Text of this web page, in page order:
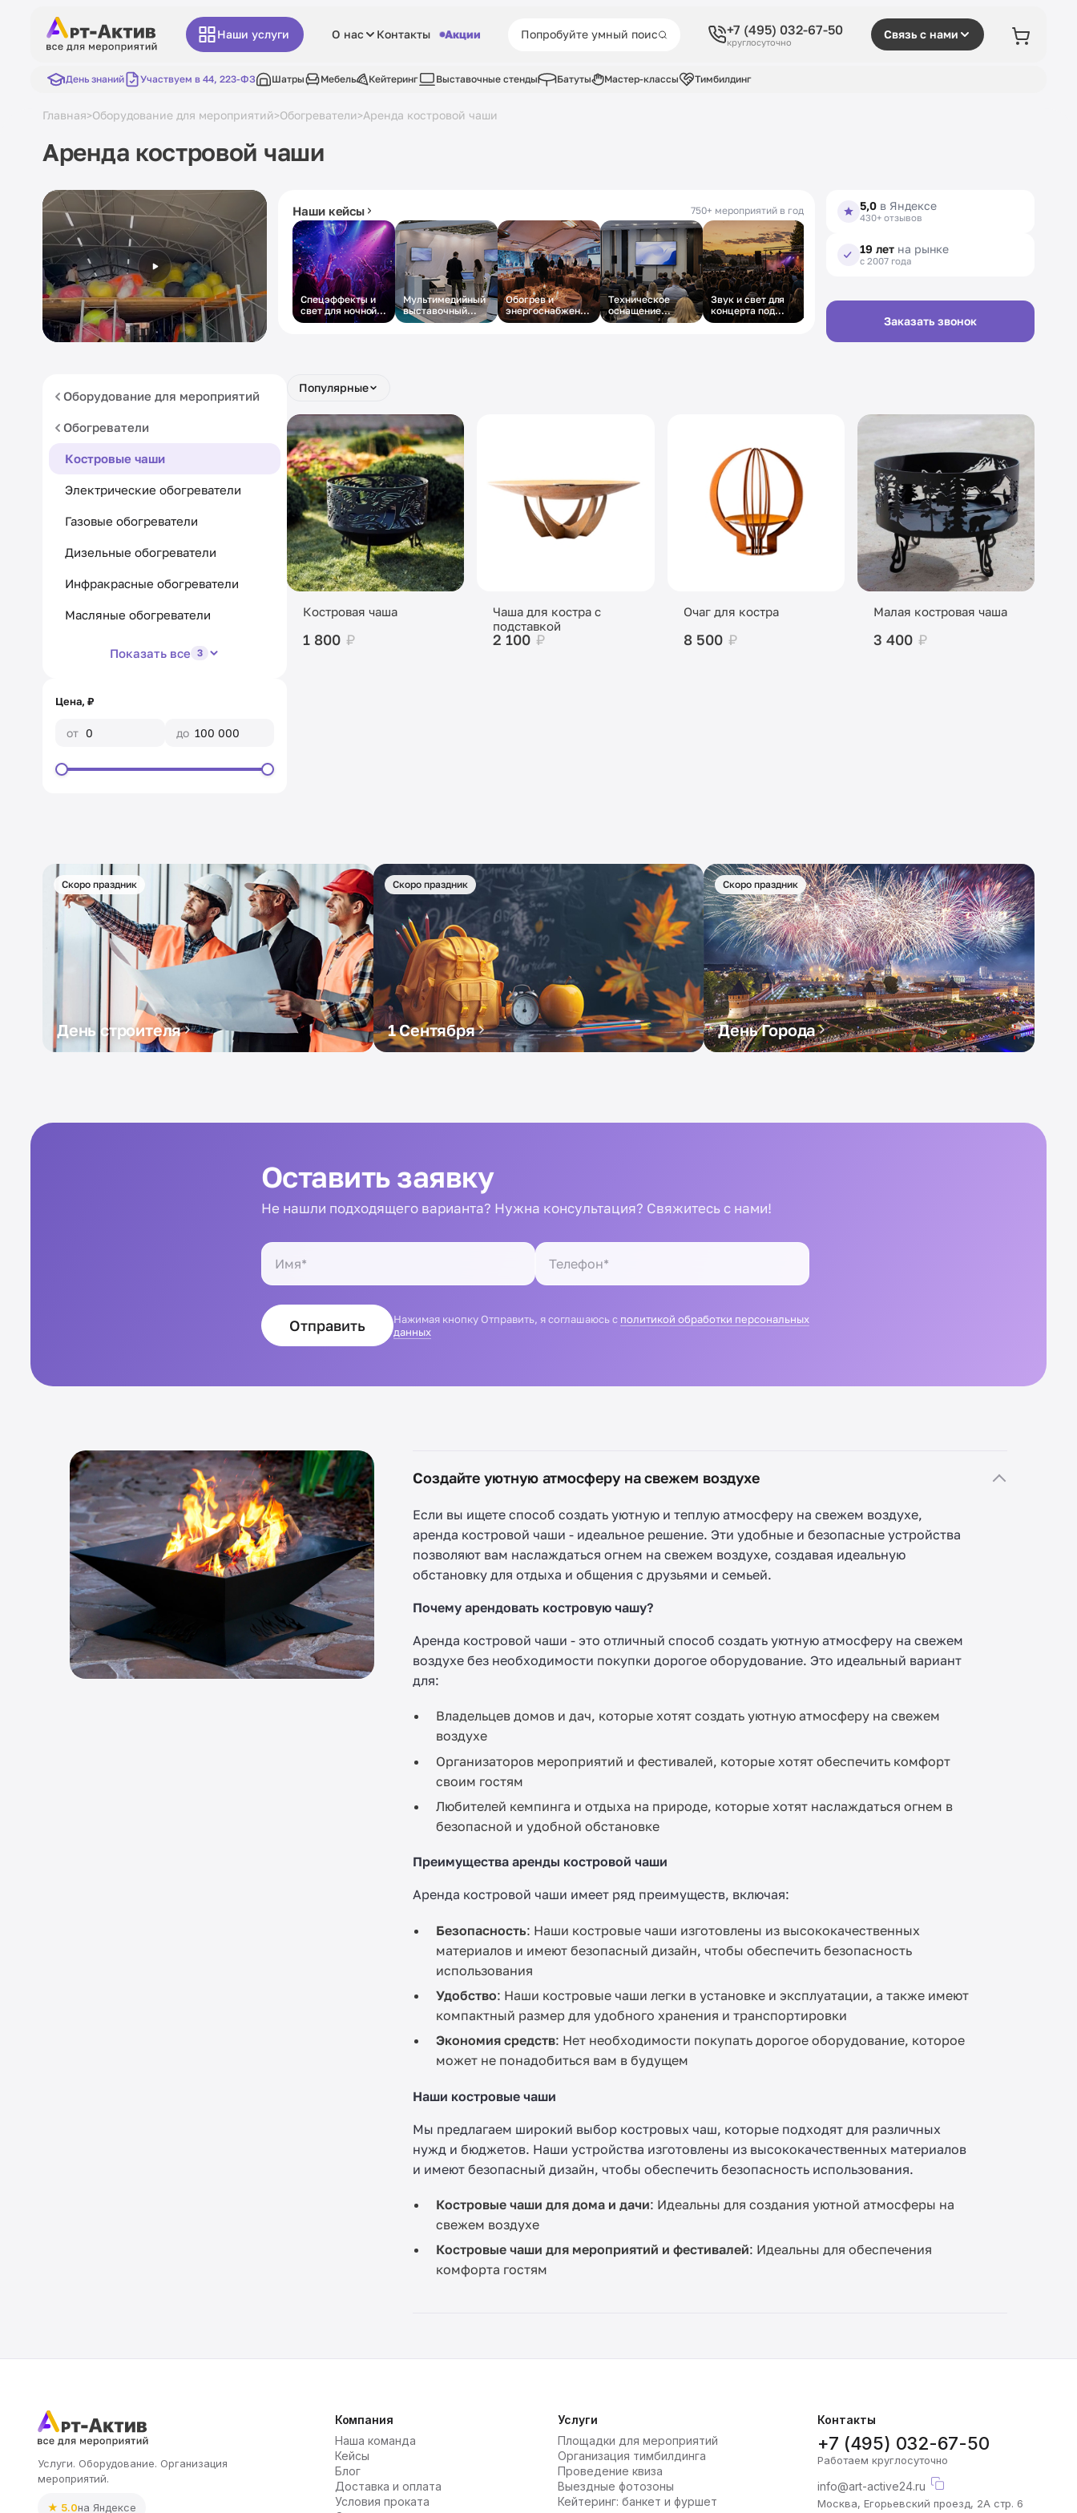
Наши услуги О нас Контакты Акции +7 (495) 032-67-50
круглосуточно
Связь с нами
День знаний Участвуем в 44, 223-ФЗ Шатры Мебель Кейтеринг Выставочные стенды Батуты Мастер-классы Тимбилдинг
Главная>Оборудование для мероприятий>Обогреватели>Аренда костровой чаши
Аренда костровой чаши
Наши кейсы 750+ мероприятий в год
Спецэффекты и
свет для ночной
вечеринки
Мультимедийный
выставочный
стенд под ключ
Обогрев и
энергоснабжение
зимнего
Техническое
оснащение
деловой
Звук и свет для
концерта под
открытым небом
5,0 в Яндексе
430+ отзывов
19 лет на рынке
с 2007 года
Заказать звонок
Оборудование для мероприятий
Обогреватели
Костровые чаши
Электрические обогреватели
Газовые обогреватели
Дизельные обогреватели
Инфракрасные обогреватели
Масляные обогреватели
Показать все 3
Цена, ₽
от до
Популярные
Костровая чаша
1 800 ₽
Чаша для костра с
подставкой
2 100 ₽
Очаг для костра
8 500 ₽
Малая костровая чаша
3 400 ₽
Скоро праздник
День строителя
Скоро праздник
1 Сентября
Скоро праздник
День Города
Оставить заявку
Не нашли подходящего варианта? Нужна консультация? Свяжитесь с нами!
Отправить Нажимая кнопку Отправить, я соглашаюсь с политикой обработки персональных
данных
Создайте уютную атмосферу на свежем воздухе
Если вы ищете способ создать уютную и теплую атмосферу на свежем воздухе,
аренда костровой чаши - идеальное решение. Эти удобные и безопасные устройства
позволяют вам наслаждаться огнем на свежем воздухе, создавая идеальную
обстановку для отдыха и общения с друзьями и семьей.
Почему арендовать костровую чашу?
Аренда костровой чаши - это отличный способ создать уютную атмосферу на свежем
воздухе без необходимости покупки дорогое оборудование. Это идеальный вариант
для:
Владельцев домов и дач, которые хотят создать уютную атмосферу на свежем
воздухе
Организаторов мероприятий и фестивалей, которые хотят обеспечить комфорт
своим гостям
Любителей кемпинга и отдыха на природе, которые хотят наслаждаться огнем в
безопасной и удобной обстановке
Преимущества аренды костровой чаши
Аренда костровой чаши имеет ряд преимуществ, включая:
Безопасность: Наши костровые чаши изготовлены из высококачественных
материалов и имеют безопасный дизайн, чтобы обеспечить безопасность
использования
Удобство: Наши костровые чаши легки в установке и эксплуатации, а также имеют
компактный размер для удобного хранения и транспортировки
Экономия средств: Нет необходимости покупать дорогое оборудование, которое
может не понадобиться вам в будущем
Наши костровые чаши
Мы предлагаем широкий выбор костровых чаш, которые подходят для различных
нужд и бюджетов. Наши устройства изготовлены из высококачественных материалов
и имеют безопасный дизайн, чтобы обеспечить безопасность использования.
Костровые чаши для дома и дачи: Идеальны для создания уютной атмосферы на
свежем воздухе
Костровые чаши для мероприятий и фестивалей: Идеальны для обеспечения
комфорта гостям
Услуги. Оборудование. Организация
мероприятий.
★ 5.0на Яндексе
Компания
Наша команда
Кейсы
Блог
Доставка и оплата
Условия проката
Услуги
Площадки для мероприятий
Организация тимбилдинга
Проведение квиза
Выездные фотозоны
Кейтеринг: банкет и фуршет
Контакты
+7 (495) 032-67-50
Работаем круглосуточно
info@art-active24.ru
Москва, Егорьевский проезд, 2А стр. 6